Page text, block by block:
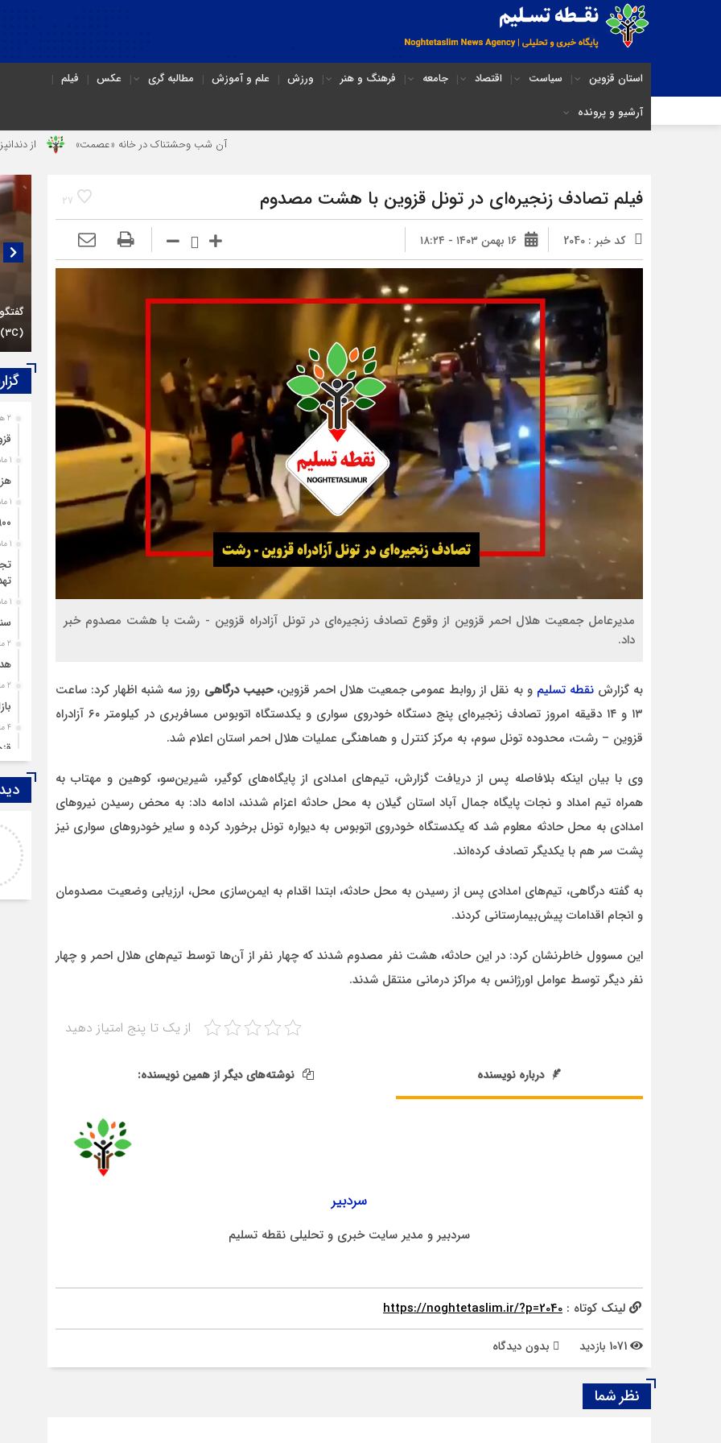
استان قزوین سیاست اقتصاد جامعه فرهنگ و هنر ورزش علم و آموزش مطالبه گری عکس
فیلم
آرشیو و پرونده
آن شب وحشتناک در خانه «عصمت» از دندانپزشک قاتل
27 فیلم تصادف زنجیره‌ای در تونل قزوین با هشت مصدوم
کد خبر : 2040 ۱۶ بهمن ۱۴۰۳ - ۱۸:۲۴
مدیرعامل جمعیت هلال احمر قزوین از وقوع تصادف زنجیره‌ای در تونل آزادراه قزوین - رشت با هشت مصدوم خبر
داد.
به گزارشنقطه تسلیم و به نقل از روابط عمومی جمعیت هلال احمر قزوین،حبیب درگاهی روز سه شنبه اظهار کرد: ساعت
۱۳ و ۱۴ دقیقه امروز تصادف زنجیره‌ای پنج دستگاه خودروی سواری و یکدستگاه اتوبوس مسافربری در کیلومتر ۶۰ آزادراه
قزوین – رشت، محدوده تونل سوم، به مرکز کنترل و هماهنگی عملیات هلال احمر استان اعلام شد.
وی با بیان اینکه بلافاصله پس از دریافت گزارش، تیم‌های امدادی از پایگاه‌های کوگیر، شیرین‌سو، کوهین و مهتاب به
همراه تیم امداد و نجات پایگاه جمال آباد استان گیلان به محل حادثه اعزام شدند، ادامه داد: به محض رسیدن نیروهای
امدادی به محل حادثه معلوم شد که یکدستگاه خودروی اتوبوس به دیواره تونل برخورد کرده و سایر خودروهای سواری نیز
پشت سر هم با یکدیگر تصادف کرده‌اند.
به گفته درگاهی، تیم‌های امدادی پس از رسیدن به محل حادثه، ابتدا اقدام به ایمن‌سازی محل، ارزیابی وضعیت مصدومان
و انجام اقدامات پیش‌بیمارستانی کردند.
این مسوول خاطرنشان کرد: در این حادثه، هشت نفر مصدوم شدند که چهار نفر از آن‌ها توسط تیم‌های هلال احمر و چهار
نفر دیگر توسط عوامل اورژانس به مراکز درمانی منتقل شدند.
از یک تا پنج امتیاز دهید
درباره نویسنده نوشته‌های دیگر از همین نویسنده:
سردبیر
سردبیر و مدیر سایت خبری و تحلیلی نقطه تسلیم
لینک کوتاه : https://noghtetaslim.ir/?p=2040
بدون دیدگاه
نظر شما
(۳C)
2 هفته قبل
1 ماه قبل
1 ماه قبل
۹۰۰ پرونده برای
1 ماه قبل
1 ماه قبل
2 ماه قبل
2 ماه قبل
4 ماه قبل
قزوین ۱۴۰۴،
اصغر احمد
روحشان شاد. دقیقا مشکل کشور ما این اس که به